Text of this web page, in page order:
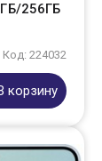
256ГБ
Код: 224032
корзину